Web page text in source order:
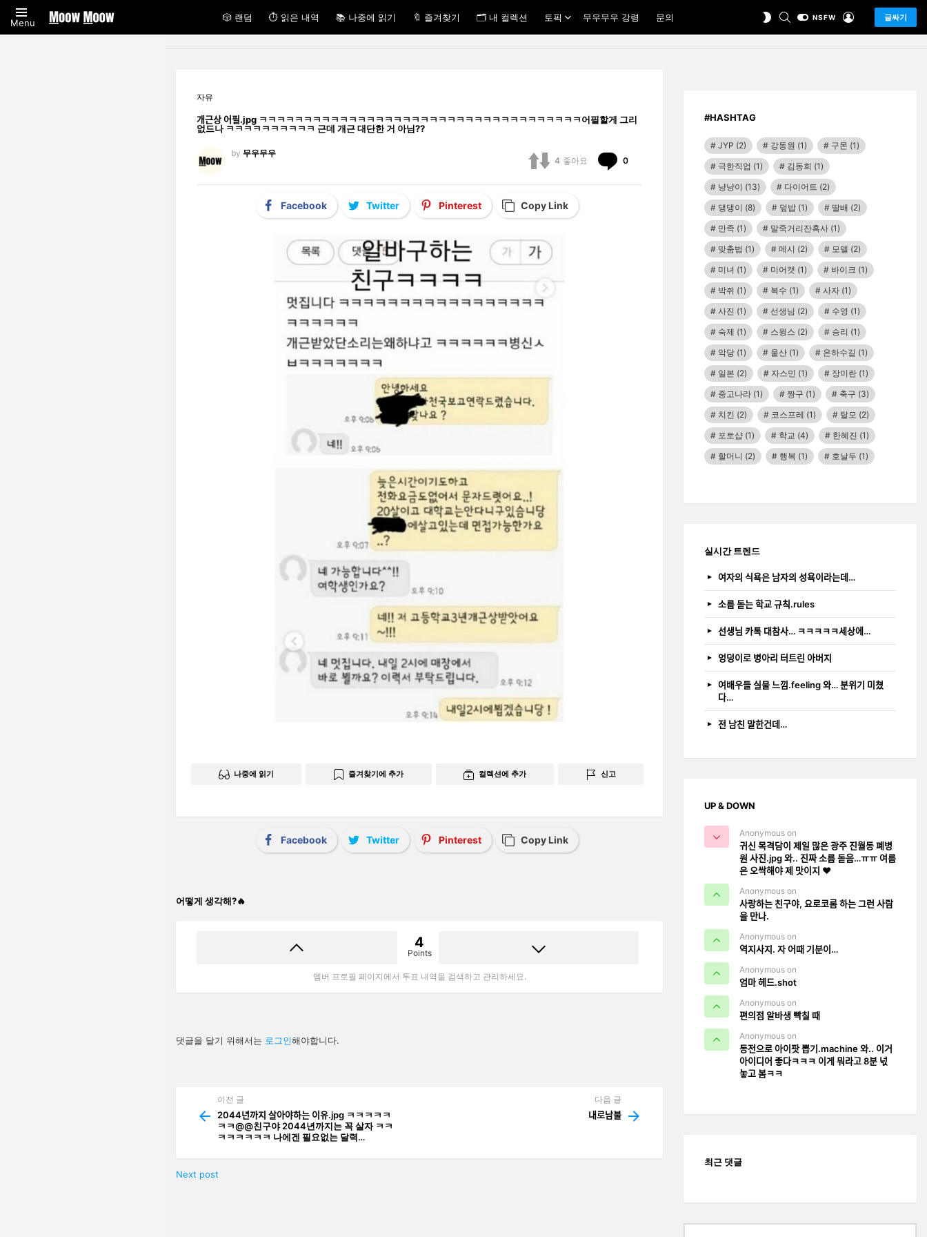
Menu 🎲 랜덤 ⏱ 읽은 내역 📚 나중에 읽기 🔖 즐겨찾기 🗂 내 컬렉션 토픽 무우무우 강령 문의
SWITCHSEARCHNSFW 글싸기
자유
개근상 어필.jpg ㅋㅋㅋㅋㅋㅋㅋㅋㅋㅋㅋㅋㅋㅋㅋㅋㅋㅋㅋㅋㅋㅋㅋㅋㅋㅋㅋㅋㅋㅋㅋㅋㅋㅋㅋㅋ어필할게 그리
없드나 ㅋㅋㅋㅋㅋㅋㅋㅋㅋㅋ 근데 개근 대단한 거 아님??
by 무우무우
4 좋아요 0
Facebook Twitter Pinterest Copy Link
나중에 읽기 즐겨찾기에 추가 컬렉션에 추가 신고
Facebook Twitter Pinterest Copy Link
어떻게 생각해?🔥
4
Points
멤버 프로필 페이지에서 투표 내역을 검색하고 관리하세요.
답
글
댓글을 달기 위해서는 로그인해야합니다.
more
이전 글
2044년까지 살아야하는 이유.jpg ㅋㅋㅋㅋㅋ
ㅋㅋ@@친구야 2044년까지는 꼭 살자 ㅋㅋ
ㅋㅋㅋㅋㅋㅋ 나에겐 필요없는 달력…
다음 글
내로남불
Next post
#HASHTAG
JYP (2) 강동원 (1) 구몬 (1)
극한직업 (1) 김동희 (1)
냥냥이 (13) 다이어트 (2)
댕댕이 (8) 덮밥 (1) 딸배 (2)
만족 (1) 말죽거리잔혹사 (1)
맞춤법 (1) 메시 (2) 모델 (2)
미녀 (1) 미어캣 (1) 바이크 (1)
박쥐 (1) 복수 (1) 사자 (1)
사진 (1) 선생님 (2) 수영 (1)
숙제 (1) 스윙스 (2) 승리 (1)
악당 (1) 울산 (1) 은하수길 (1)
일본 (2) 자스민 (1) 장미란 (1)
중고나라 (1) 짱구 (1) 축구 (3)
치킨 (2) 코스프레 (1) 탈모 (2)
포토샵 (1) 학교 (4) 한혜진 (1)
할머니 (2) 행복 (1) 호날두 (1)
실시간 트렌드
여자의 식욕은 남자의 성욕이라는데…
소름 돋는 학교 규칙.rules
선생님 카톡 대참사… ㅋㅋㅋㅋㅋ세상에…
엉덩이로 병아리 터트린 아버지
여배우들 실물 느낌.feeling 와… 분위기 미쳤
다…
전 남친 말한건데…
UP & DOWN
Anonymous on
귀신 목격담이 제일 많은 광주 진월동 폐병
원 사진.jpg 와.. 진짜 소름 돋음…ㅠㅠ 여름
은 오싹해야 제 맛이지 ❤️
Anonymous on
사랑하는 친구야, 요로코롬 하는 그런 사람
을 만나.
Anonymous on
역지사지. 자 어때 기분이…
Anonymous on
엄마 헤드.shot
Anonymous on
편의점 알바생 빡칠 때
Anonymous on
동전으로 아이팟 뽑기.machine 와.. 이거
아이디어 좋다ㅋㅋㅋ 이게 뭐라고 8분 넋
놓고 봄ㅋㅋ
최근 댓글